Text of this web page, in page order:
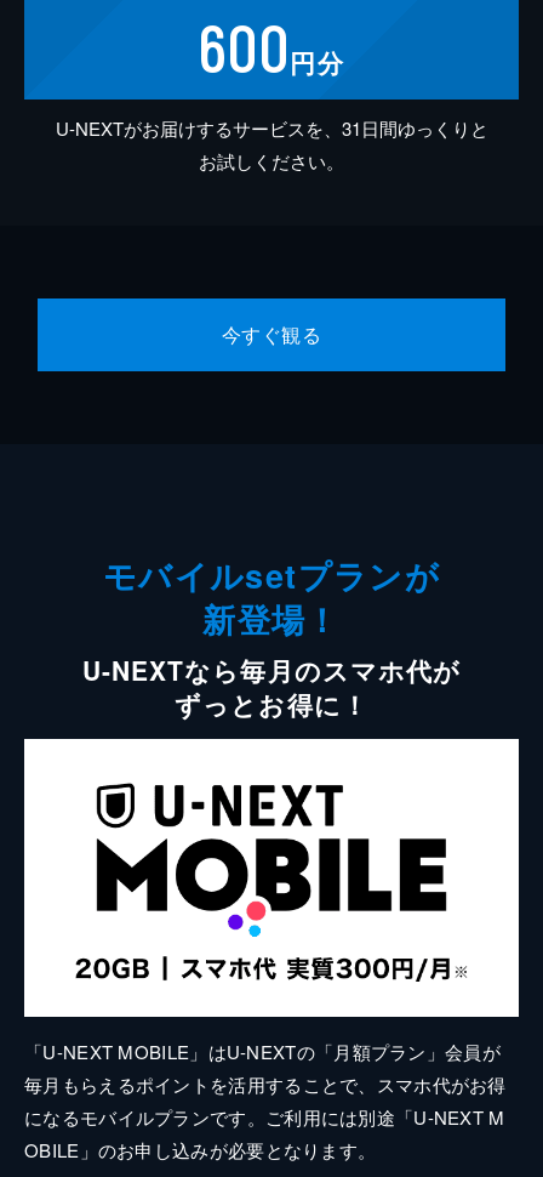
600円分
U-NEXTがお届けするサービスを、31日間ゆっくりと
お試しください。
今すぐ観る
モバイルsetプランが
新登場！
U-NEXTなら毎月のスマホ代が
ずっとお得に！
「U-NEXT MOBILE」はU-NEXTの「月額プラン」会員が
毎月もらえるポイントを活用することで、スマホ代がお得
になるモバイルプランです。ご利用には別途「U-NEXT M
OBILE」のお申し込みが必要となります。